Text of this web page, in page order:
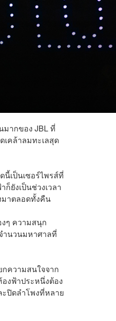
มากของ JBL ที่
เคล้าลมทะเลสุด
เป็นเซอร์ไพรส์ที่
ยังเป็นช่วงเวลา
มาตลอดทั้งคืน
ๆ ความสนุก
ำนวนมหาศาลที่
กความสนใจจาก
งฟ้าประหนึ่งต้อง
ปิดลำโพงที่หลาย